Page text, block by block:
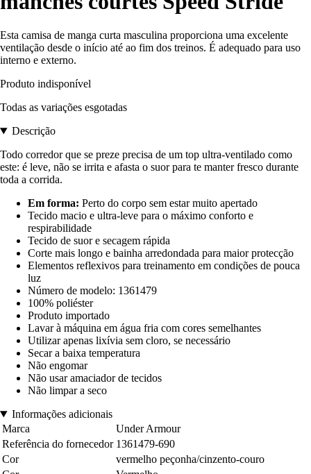
Esta camisa de manga curta masculina proporciona uma excelente
ventilação desde o início até ao fim dos treinos. É adequado para uso
interno e externo.
Produto indisponível
Todas as variações esgotadas
Descrição
Todo corredor que se preze precisa de um top ultra-ventilado como
este: é leve, não se irrita e afasta o suor para te manter fresco durante
toda a corrida.
Em forma: Perto do corpo sem estar muito apertado
Tecido macio e ultra-leve para o máximo conforto e
respirabilidade
Tecido de suor e secagem rápida
Corte mais longo e bainha arredondada para maior protecção
Elementos reflexivos para treinamento em condições de pouca
luz
Número de modelo: 1361479
100% poliéster
Produto importado
Lavar à máquina em água fria com cores semelhantes
Utilizar apenas lixívia sem cloro, se necessário
Secar a baixa temperatura
Não engomar
Não usar amaciador de tecidos
Não limpar a seco
Informações adicionais
Marca
Under Armour
Referência do fornecedor 1361479-690
Cor
vermelho peçonha/cinzento-couro